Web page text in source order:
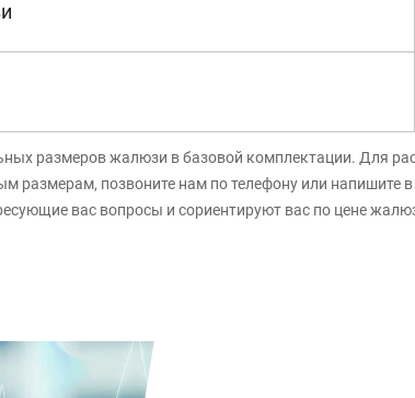
размеров жалюзи в базовой комплектации. Для
размерам, позвоните нам по телефону или напишите
вас вопросы и сориентируют вас по цене